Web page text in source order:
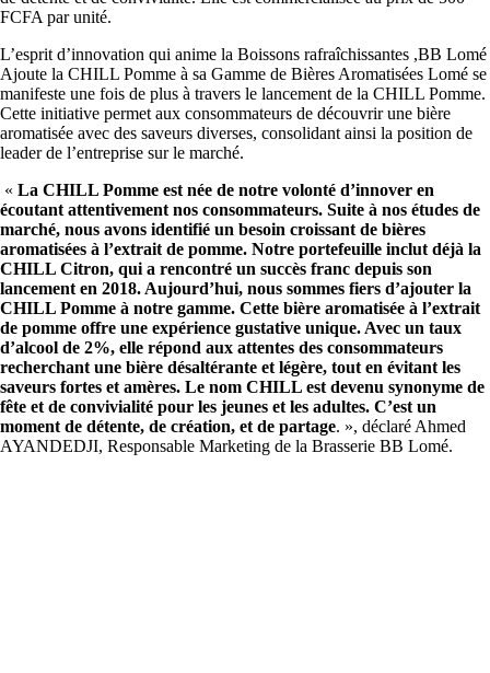
FCFA par unité.
L’esprit d’innovation qui anime la Boissons rafraîchissantes ,BB Lomé
Ajoute la CHILL Pomme à sa Gamme de Bières Aromatisées Lomé se
manifeste une fois de plus à travers le lancement de la CHILL Pomme.
Cette initiative permet aux consommateurs de découvrir une bière
aromatisée avec des saveurs diverses, consolidant ainsi la position de
leader de l’entreprise sur le marché.
« La CHILL Pomme est née de notre volonté d’innover en
écoutant attentivement nos consommateurs. Suite à nos études de
marché, nous avons identifié un besoin croissant de bières
aromatisées à l’extrait de pomme. Notre portefeuille inclut déjà la
CHILL Citron, qui a rencontré un succès franc depuis son
lancement en 2018. Aujourd’hui, nous sommes fiers d’ajouter la
CHILL Pomme à notre gamme. Cette bière aromatisée à l’extrait
de pomme offre une expérience gustative unique. Avec un taux
d’alcool de 2%, elle répond aux attentes des consommateurs
recherchant une bière désaltérante et légère, tout en évitant les
saveurs fortes et amères. Le nom CHILL est devenu synonyme de
fête et de convivialité pour les jeunes et les adultes. C’est un
moment de détente, de création, et de partage. », déclaré Ahmed
AYANDEDJI, Responsable Marketing de la Brasserie BB Lomé.